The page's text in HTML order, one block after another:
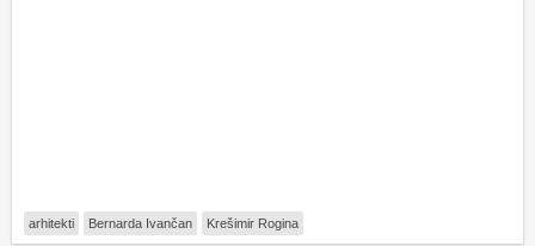
arhitekti Bernarda Ivančan Krešimir Rogina